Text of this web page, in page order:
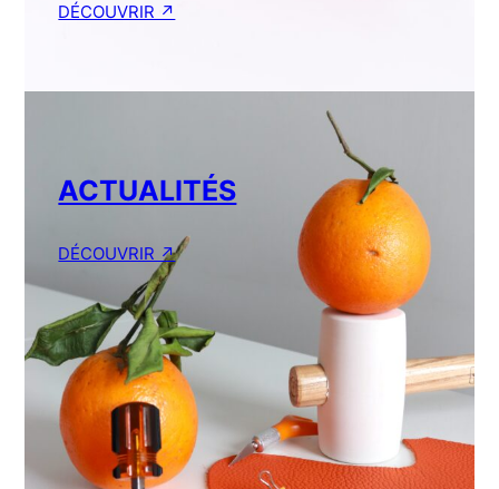
DÉCOUVRIR ↗︎
ACTUALITÉS
DÉCOUVRIR ↗︎